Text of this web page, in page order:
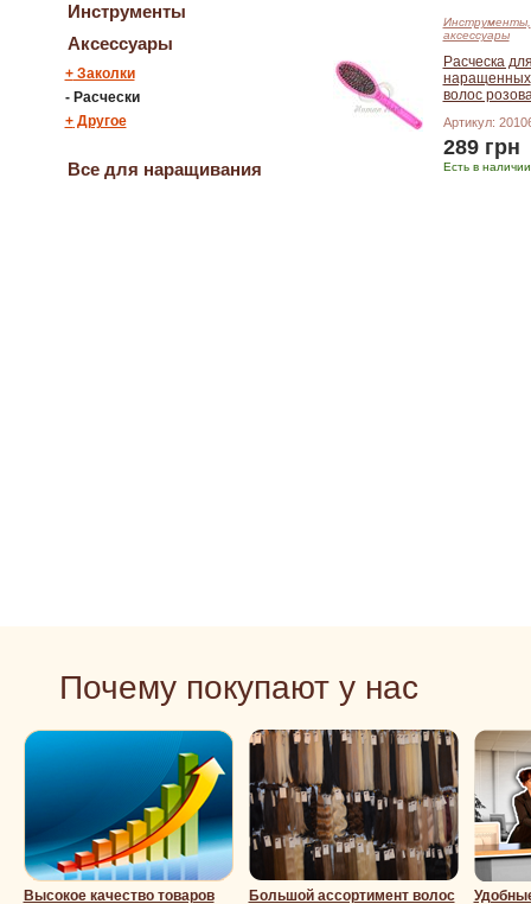
Инструменты
Аксессуары
+Заколки
-Расчески
+Другое
Все для наращивания
Инструменты,
аксессуары
Расческа
наращенных
волос
Артикул:
289 грн
Есть в наличии
Почему покупают у нас
Высокое качество товаров Большой ассортимент волос